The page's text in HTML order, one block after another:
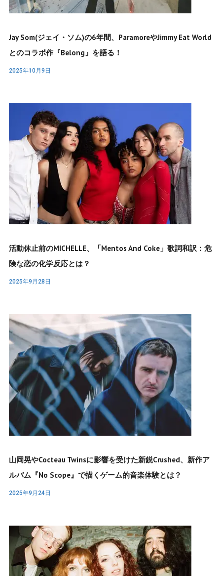
Jay Som(ジェイ・ソム)の6年間、ParamoreやJimmy Eat World
とのコラボ作『Belong』を語る！
2025年10月9日
活動休止前のMICHELLE、「Mentos And Coke」歌詞和訳：危
険な恋の化学反応とは？
2025年9月28日
山岡晃やCocteau Twinsに影響を受けた新鋭crushed、新作ア
ルバム『no Scope』で描くゲーム的音楽体験とは？
2025年9月24日